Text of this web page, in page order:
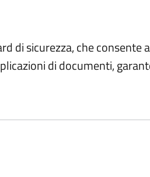
di sicurezza, che consente
di documenti,